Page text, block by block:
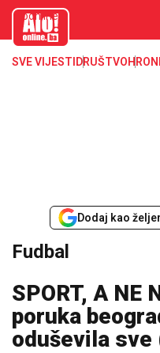
aloonline.b
SVE VIJESTI DRUŠTVO
Dodaj kao
Fudbal
SPORT, A NE
poruka
oduševila sve